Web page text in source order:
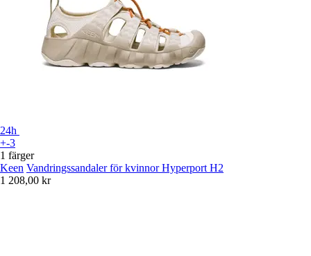
24h
+-3
1 färger
Keen Vandringssandaler för kvinnor Hyperport H2
1 208,00 kr